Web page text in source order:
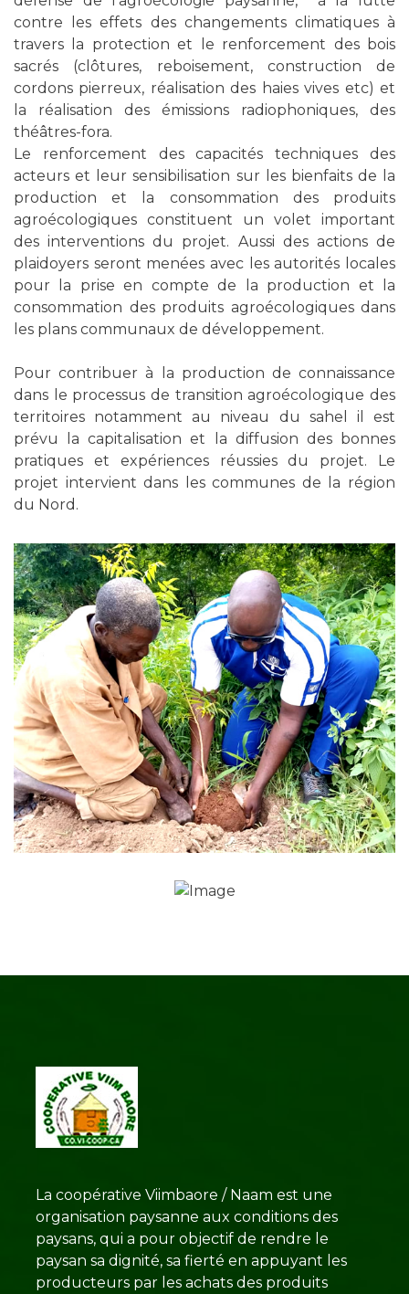
contre les effets des changements climatiques à
travers la protection et le renforcement des bois
sacrés (clôtures, reboisement, construction de
cordons pierreux, réalisation des haies vives etc) et
la réalisation des émissions radiophoniques, des
théâtres-fora.
Le renforcement des capacités techniques des
acteurs et leur sensibilisation sur les bienfaits de la
production et la consommation des produits
agroécologiques constituent un volet important
des interventions du projet. Aussi des actions de
plaidoyers seront menées avec les autorités locales
pour la prise en compte de la production et la
consommation des produits agroécologiques dans
les plans communaux de développement.
Pour contribuer à la production de connaissance
dans le processus de transition agroécologique des
territoires notamment au niveau du sahel il est
prévu la capitalisation et la diffusion des bonnes
pratiques et expériences réussies du projet. Le
projet intervient dans les communes de la région
du Nord.
La coopérative Viimbaore / Naam est une
organisation paysanne aux conditions des
paysans, qui a pour objectif de rendre le
paysan sa dignité, sa fierté en appuyant les
producteurs par les achats des produits